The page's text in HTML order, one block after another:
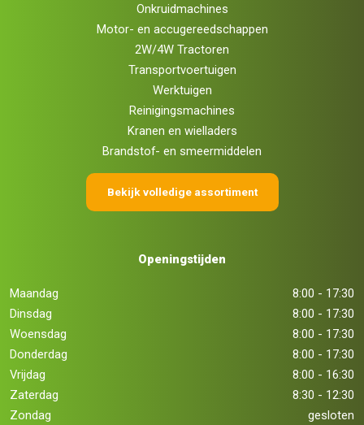
Onkruidmachines
Motor- en accugereedschappen
2W/4W Tractoren
Transportvoertuigen
Werktuigen
Reinigingsmachines
Kranen en wielladers
Brandstof- en smeermiddelen
Bekijk volledige assortiment
Openingstijden
Maandag
8:00 - 17:30
Dinsdag
8:00 - 17:30
Woensdag
8:00 - 17:30
Donderdag
8:00 - 17:30
Vrijdag
8:00 - 16:30
Zaterdag
8:30 - 12:30
Zondag
gesloten